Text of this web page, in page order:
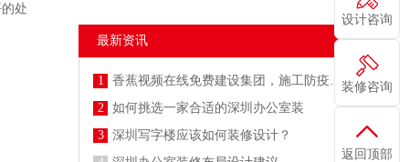
处
最新资讯
1
香蕉视频在线免费建设集团，施工防疫两不误
2
如何挑选一家合适的深圳办公室装
3
深圳写字楼应该如何装修设计？
设计咨询
装修咨询
返回顶部